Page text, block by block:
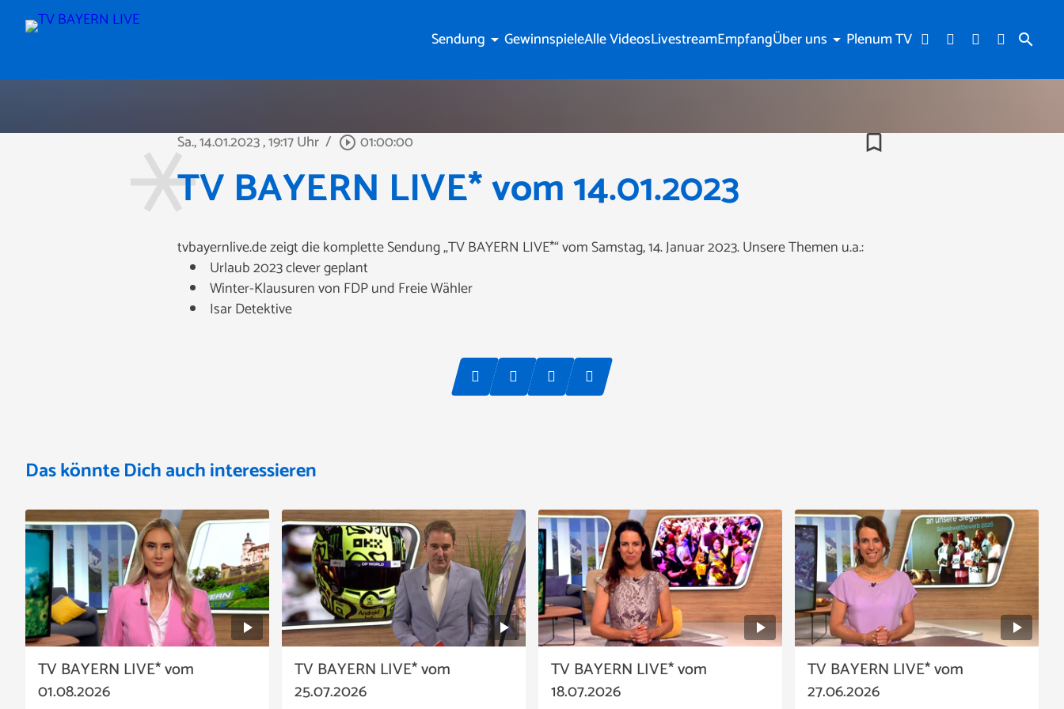
search
Sendung arrow_drop_down GewinnspieleAlle VideosLivestreamEmpfangÜber uns arrow_drop_down Plenum TV
Sa., 14.01.2023, 19:17 Uhr / play_circle_outline 01:00:00 bookmark_border
TV BAYERN LIVE* vom 14.01.2023
tvbayernlive.de zeigt die komplette Sendung „TV BAYERN LIVE*“ vom Samstag, 14. Januar 2023. Unsere Themen u.a.:
Urlaub 2023 clever geplant
Winter-Klausuren von FDP und Freie Wähler
Isar Detektive
Das könnte Dich auch interessieren
TV BAYERN LIVE* vom
01.08.2026
TV BAYERN LIVE* vom
25.07.2026
TV BAYERN LIVE* vom
18.07.2026
TV BAYERN LIVE* vom
27.06.2026